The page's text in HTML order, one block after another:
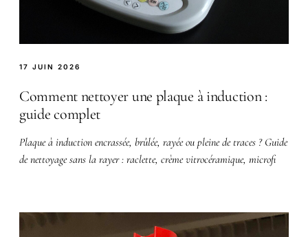
17 JUIN 2026
Comment nettoyer une plaque à induction :
guide complet
Plaque à induction encrassée, brûlée, rayée ou pleine de traces ? Guide
de nettoyage sans la rayer : raclette, crème vitrocéramique, microfi